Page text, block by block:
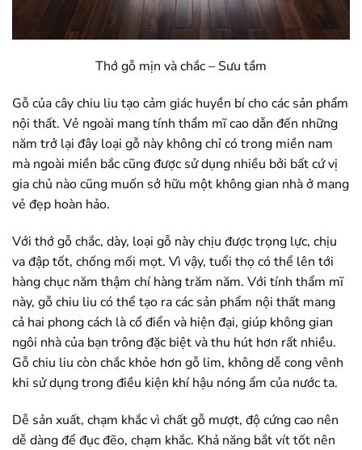
Thớ gỗ mịn và chắc – Sưu tầm
Gỗ của cây chiu liu tạo cảm giác huyền bí cho các sản phẩm
nội thất. Vẻ ngoài mang tính thẩm mĩ cao dẫn đến những
năm trở lại đây loại gỗ này không chỉ có trong miền nam
mà ngoài miền bắc cũng được sử dụng nhiều bởi bất cứ vị
gia chủ nào cũng muốn sở hữu một không gian nhà ở mang
vẻ đẹp hoàn hảo.
Với thớ gỗ chắc, dày, loại gỗ này chịu được trọng lực, chịu
va đập tốt, chống mối mọt. Vì vậy, tuổi thọ có thể lên tới
hàng chục năm thậm chí hàng trăm năm. Với tính thẩm mĩ
này, gỗ chiu liu có thể tạo ra các sản phẩm nội thất mang
cả hai phong cách là cổ điển và hiện đại, giúp không gian
ngôi nhà của bạn trông đặc biệt và thu hút hơn rất nhiều.
Gỗ chiu liu còn chắc khỏe hơn gỗ lim, không dễ cong vênh
khi sử dụng trong điều kiện khí hậu nóng ẩm của nước ta.
Dễ sản xuất, chạm khắc vì chất gỗ mượt, độ cứng cao nên
dễ dàng để đục đẽo, chạm khắc. Khả năng bắt vít tốt nên